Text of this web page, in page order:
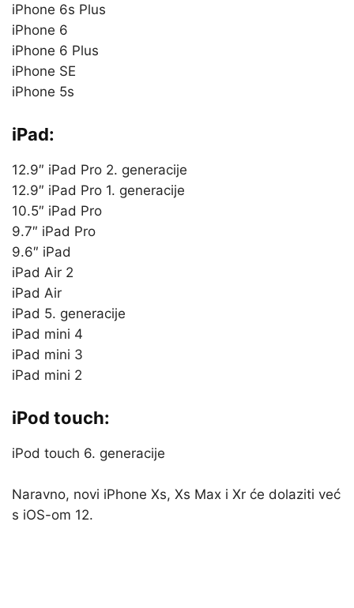
iPhone 6s Plus
iPhone 6
iPhone 6 Plus
iPhone SE
iPhone 5s
iPad:
12.9″ iPad Pro 2. generacije
12.9″ iPad Pro 1. generacije
10.5″ iPad Pro
9.7″ iPad Pro
9.6″ iPad
iPad Air 2
iPad Air
iPad 5. generacije
iPad mini 4
iPad mini 3
iPad mini 2
iPod touch:
iPod touch 6. generacije
Naravno, novi iPhone Xs, Xs Max i Xr će dolaziti već
s iOS-om 12.